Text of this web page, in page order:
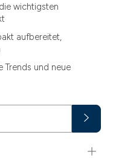
wichtigsten
aufbereitet,
Trends und neue